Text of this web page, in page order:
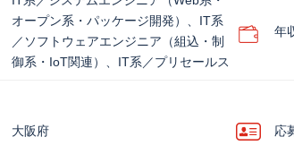
オープン系・パッケージ開発）、IT系
／ソフトウェアエンジニア（組込・制
御系・IoT関連）、IT系／プリセールス
年
大阪府 応